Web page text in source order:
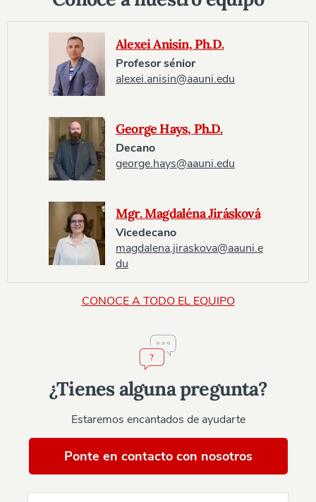
Alexei Anisin, Ph.D.
Profesor sénior
alexei.anisin@aauni.edu
George Hays, Ph.D.
Decano
george.hays@aauni.edu
Mgr. Magdaléna Jirásková
Vicedecano
magdalena.jiraskova@aauni.e
du
CONOCE A TODO EL EQUIPO
¿Tienes alguna pregunta?
Estaremos encantados de ayudarte
Ponte en contacto con nosotros